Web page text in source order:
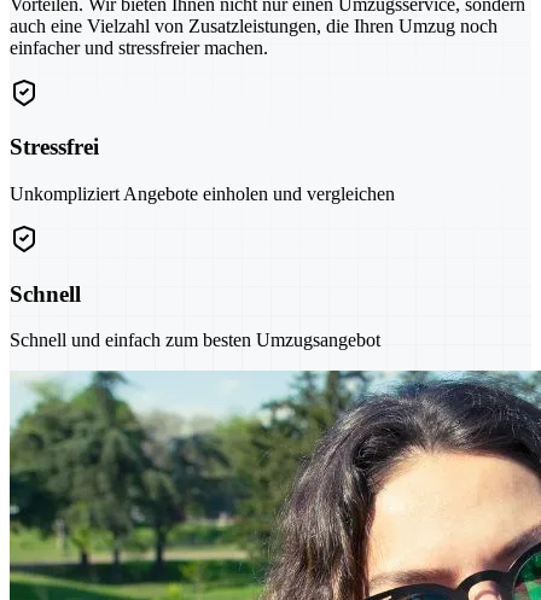
auch eine Vielzahl von Zusatzleistungen, die Ihren Umzug noch
einfacher und stressfreier machen.
Stressfrei
Unkompliziert Angebote einholen und vergleichen
Schnell
Schnell und einfach zum besten Umzugsangebot